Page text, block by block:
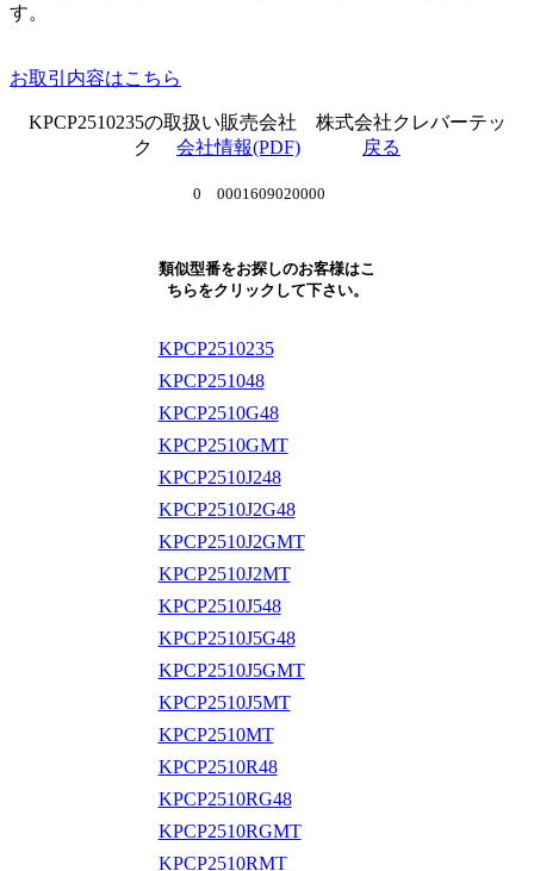
す。
お取引内容はこちら
KPCP2510235の取扱い販売会社 株式会社クレバーテッ
ク 会社情報(PDF) 戻る
0 0001609020000
類似型番をお探しのお客様はこ
ちらをクリックして下さい。
KPCP2510235
KPCP251048
KPCP2510G48
KPCP2510GMT
KPCP2510J248
KPCP2510J2G48
KPCP2510J2GMT
KPCP2510J2MT
KPCP2510J548
KPCP2510J5G48
KPCP2510J5GMT
KPCP2510J5MT
KPCP2510MT
KPCP2510R48
KPCP2510RG48
KPCP2510RGMT
KPCP2510RMT